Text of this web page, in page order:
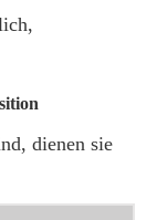
dienen sie